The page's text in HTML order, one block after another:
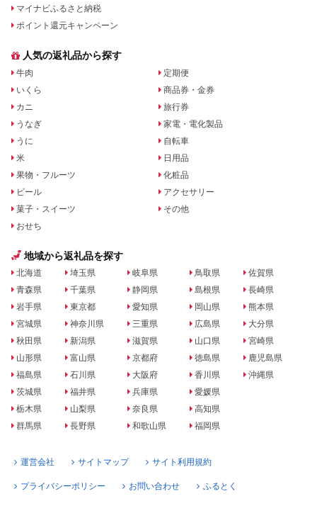
マイナビふるさと納税
ポイント還元キャンペーン
人気の返礼品から探す
牛肉
いくら
カニ
うなぎ
うに
米
果物・フルーツ
ビール
菓子・スイーツ
おせち
定期便
商品券・金券
旅行券
家電・電化製品
自転車
日用品
化粧品
アクセサリー
その他
地域から返礼品を探す
北海道
青森県
岩手県
宮城県
秋田県
山形県
福島県
茨城県
栃木県
群馬県
埼玉県
千葉県
東京都
神奈川県
新潟県
富山県
石川県
福井県
山梨県
長野県
岐阜県
静岡県
愛知県
三重県
滋賀県
京都府
大阪府
兵庫県
奈良県
和歌山県
鳥取県
島根県
岡山県
広島県
山口県
徳島県
香川県
愛媛県
高知県
福岡県
佐賀県
長崎県
熊本県
大分県
宮崎県
鹿児島県
沖縄県
運営会社 サイトマップ サイト利用規約
プライバシーポリシー お問い合わせ ふるとく